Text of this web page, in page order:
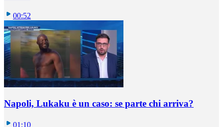
00:52
Napoli, Lukaku è un caso: se parte chi arriva?
01:10